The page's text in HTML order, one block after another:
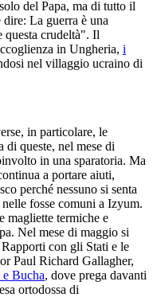
del Papa, ma di tutto il
La guerra è una
questa crudeltà". Il
in Ungheria, i
nel villaggio ucraino di
in particolare, le
queste, nel mese di
in una sparatoria. Ma
a portare aiuti,
perché nessuno si senta
fosse comuni a Izyum.
magliette termiche e
Nel mese di maggio si
con gli Stati e le
Paul Richard Gallagher,
Bucha, dove prega davanti
ortodossa di